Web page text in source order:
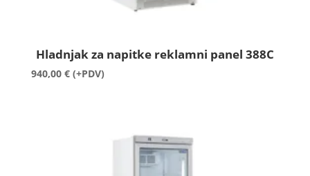
Hladnjak za napitke reklamni panel 388C
940,00 € (+PDV)